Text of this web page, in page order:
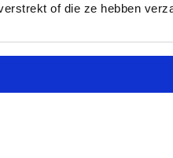
of die ze hebben